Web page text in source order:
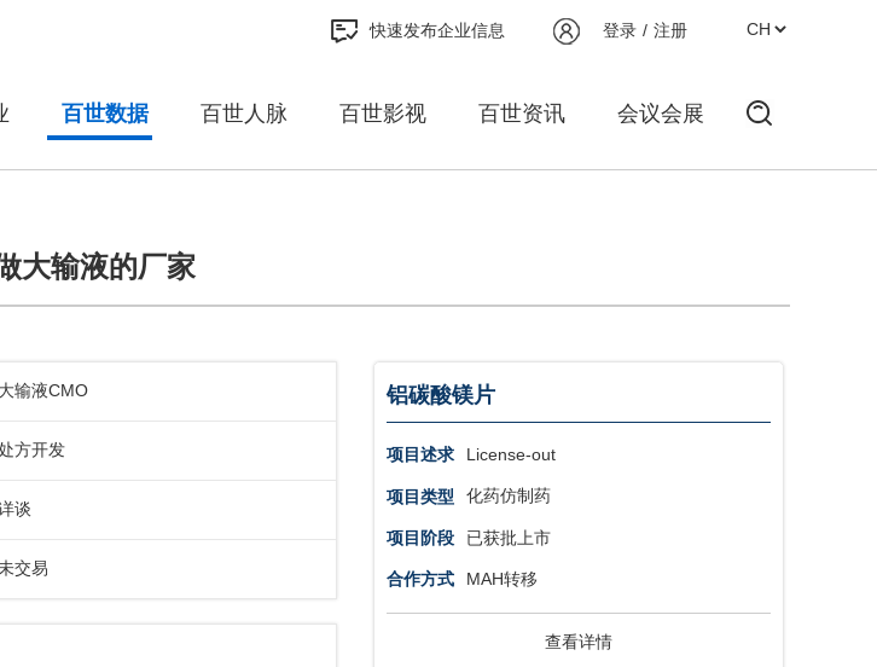
登录 / 注册
快速发布企业信息
百世数据 百世人脉 百世影视 百世资讯 会议会展
大输液的厂家
大输液CMO
方开发
谈
交易
铝碳酸镁片
项目述求 License-out
项目类型 化药仿制药
项目阶段 已获批上市
合作方式 MAH转移
查看详情